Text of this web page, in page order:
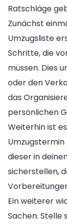
Ratschläge
Zunächst
Umzugsliste
Schritte, die
müssen. Dies
oder den
das
persönlichen
Weiterhin ist
Umzugstermin
dieser in
sicherstellen,
Ein weiterer
Sachen. Stelle